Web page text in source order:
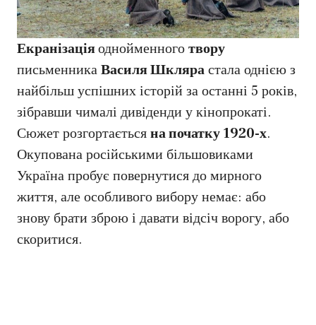
Екранізаціяоднойменноготвору
письменникаВасиля Шклярастала однією з
найбільш успішних історій за останні 5 років,
зібравши чималі дивіденди у кінопрокаті.
Сюжет розгортаєтьсяна початку 1920-х.
Окупована російськими більшовиками
Україна пробує повернутися до мирного
життя, але особливого вибору немає: або
знову брати зброю і давати відсіч ворогу, або
скоритися.